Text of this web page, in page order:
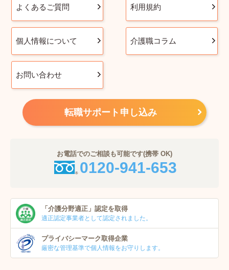
よくあるご質問 利用規約
個人情報について 介護職コラム
お問い合わせ
転職サポート申し込み
お電話でのご相談も可能です(携帯 OK)
0120-941-653
「介護分野適正」 認定を取得
適正認定事業者として認定されました。
プライバシーマーク取得企業
厳密な管理基準で個人情報をお守りします。